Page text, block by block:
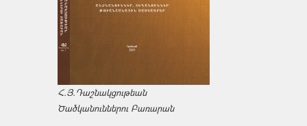
Հ.Յ.Դաշնակցութեան
Ծածկանուններու Բառարան